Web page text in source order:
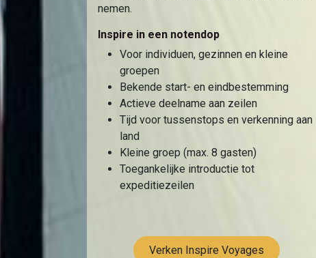
nemen.
Inspire in een notendop
Voor individuen, gezinnen en kleine
groepen
Bekende start- en eindbestemming
Actieve deelname aan zeilen
Tijd voor tussenstops en verkenning aan
land
Kleine groep (max. 8 gasten)
Toegankelijke introductie tot
expeditiezeilen
Verken Inspire Voyages